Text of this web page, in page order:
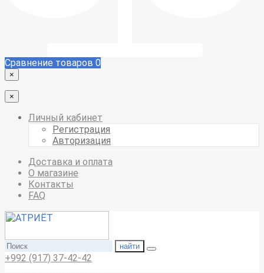
Сравнение товаров 0
×
×
Личный кабинет
Регистрация
Авторизация
Доставка и оплата
О магазине
Контакты
FAQ
найти
+992 (917) 37-42-42